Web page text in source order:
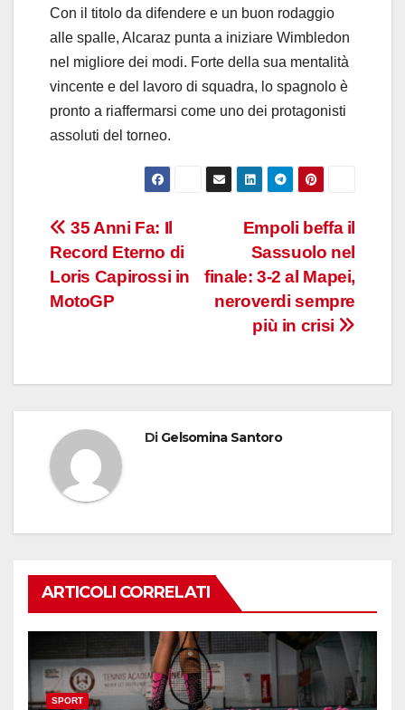
Con il titolo da difendere e un buon rodaggio
alle spalle, Alcaraz punta a iniziare Wimbledon
nel migliore dei modi. Forte della sua mentalità
vincente e del lavoro di squadra, lo spagnolo è
pronto a riaffermarsi come uno dei protagonisti
assoluti del torneo.
Navigazione
articoli
Empoli beffa il
Sassuolo nel
finale: 3-2 al Mapei,
neroverdi sempre
più in crisi
35 Anni Fa: Il
Record Eterno di
Loris Capirossi in
MotoGP
Di Gelsomina Santoro
ARTICOLI CORRELATI
SPORT